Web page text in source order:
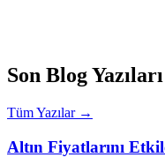
Son Blog Yazıları
Tüm Yazılar →
Altın Fiyatlarını